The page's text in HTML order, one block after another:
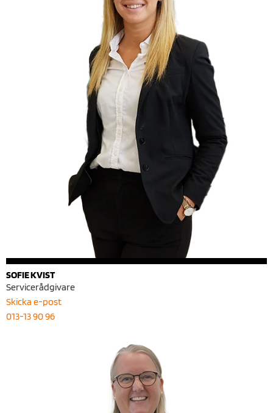
SOFIE KVIST
Servicerådgivare
Skicka e-post
013-13 90 96